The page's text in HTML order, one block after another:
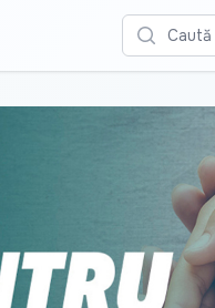
Caută